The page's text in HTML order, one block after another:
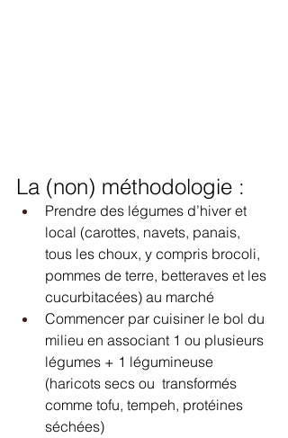
La (non) méthodologie :
Prendre des légumes d’hiver et
local (carottes, navets, panais,
tous les choux, y compris brocoli,
pommes de terre, betteraves et les
cucurbitacées) au marché
Commencer par cuisiner le bol du
milieu en associant 1 ou plusieurs
légumes + 1 légumineuse
(haricots secs ou  transformés
comme tofu, tempeh, protéines
séchées)